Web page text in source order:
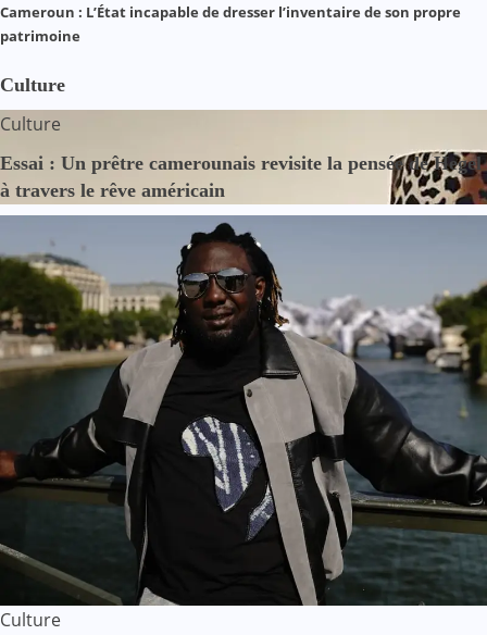
Cameroun : L’État incapable de dresser l’inventaire de son propre
patrimoine
Culture
Culture
Essai : Un prêtre camerounais revisite la pensée de Hegel
à travers le rêve américain
Culture